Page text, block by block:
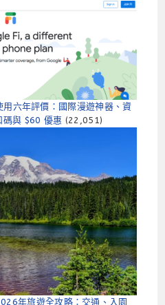
六年評價：國際漫遊神器、資
碼與 $60 優惠 (22,051)
年旅遊全攻略：交通、入園